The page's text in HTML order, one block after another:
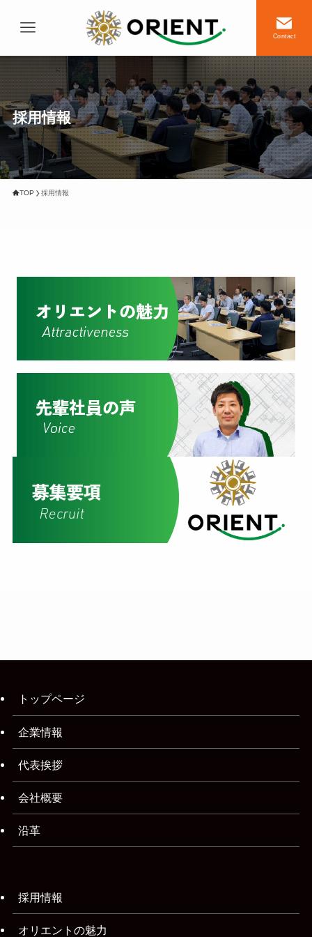
Contact
採用情報
TOP 採用情報
トップページ
企業情報
代表挨拶
会社概要
沿革
採用情報
オリエントの魅力